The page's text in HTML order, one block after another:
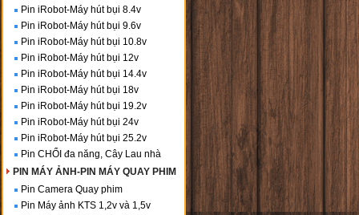
Pin iRobot-Máy hút bụi 8.4v
Pin iRobot-Máy hút bụi 9.6v
Pin iRobot-Máy hút bụi 10.8v
Pin iRobot-Máy hút bụi 12v
Pin iRobot-Máy hút bụi 14.4v
Pin iRobot-Máy hút bụi 18v
Pin iRobot-Máy hút bụi 19.2v
Pin iRobot-Máy hút bụi 24v
Pin iRobot-Máy hút bụi 25.2v
Pin CHỔI đa năng, Cây Lau nhà
PIN MÁY ẢNH-PIN MÁY QUAY PHIM
Pin Camera Quay phim
Pin Máy ảnh KTS 1,2v và 1,5v